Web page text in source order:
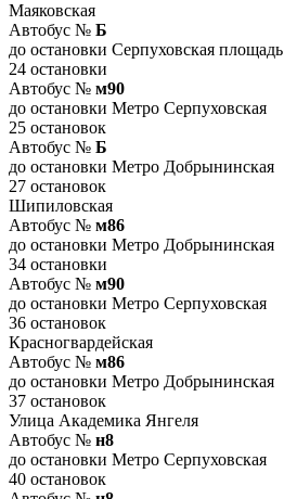
Маяковская
Автобус № Б
до остановки Серпуховская площадь
24 остановки
Автобус № м90
до остановки Метро Серпуховская
25 остановок
Автобус № Б
до остановки Метро Добрынинская
27 остановок
Шипиловская
Автобус № м86
до остановки Метро Добрынинская
34 остановки
Автобус № м90
до остановки Метро Серпуховская
36 остановок
Красногвардейская
Автобус № м86
до остановки Метро Добрынинская
37 остановок
Улица Академика Янгеля
Автобус № н8
до остановки Метро Серпуховская
40 остановок